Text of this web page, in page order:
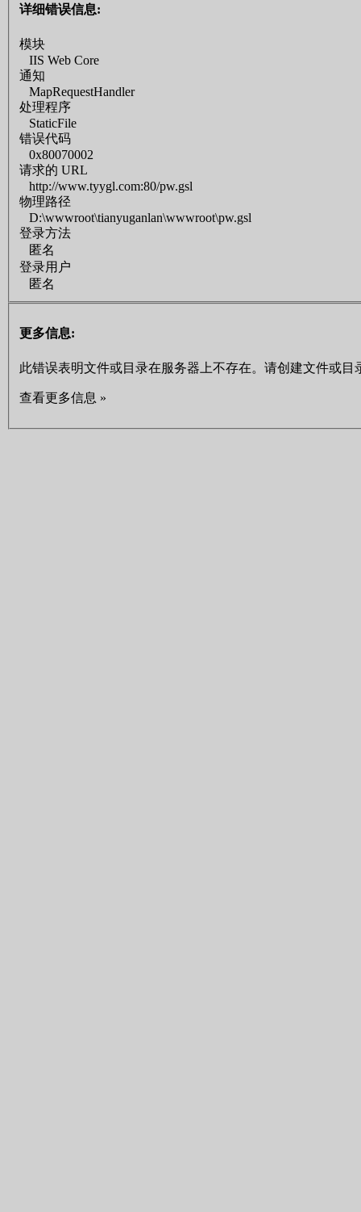
详细错误信息:
模块
IIS Web Core
通知
MapRequestHandler
处理程序
StaticFile
错误代码
0x80070002
请求的 URL
http://www.tyygl.com:80/pw.gsl
物理路径
D:\wwwroot\tianyuganlan\wwwroot\pw.gsl
登录方法
匿名
登录用户
匿名
更多信息:
此错误表明文件或目录在服务器上不存在。请创建文件或目
查看更多信息 »